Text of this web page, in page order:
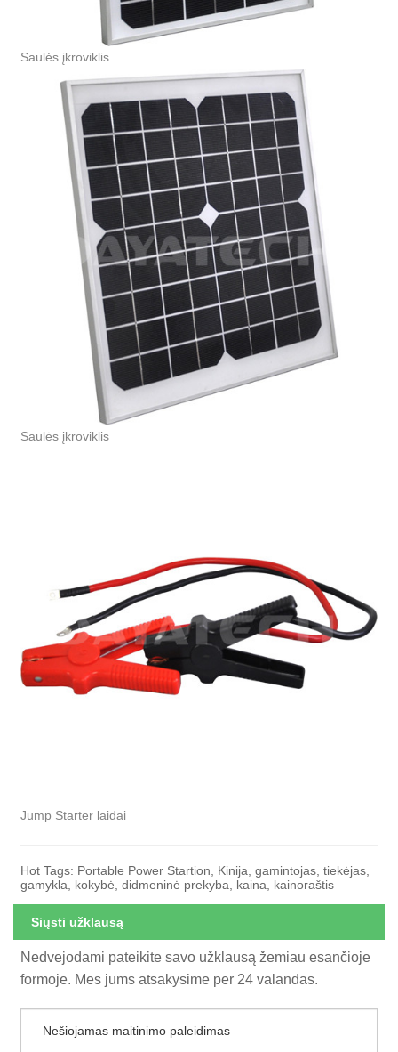
Saulės įkroviklis
Saulės įkroviklis
Jump Starter laidai
Hot Tags: Portable Power Startion, Kinija, gamintojas, tiekėjas,
gamykla, kokybė, didmeninė prekyba, kaina, kainoraštis
Siųsti užklausą
Nedvejodami pateikite savo užklausą žemiau esančioje
formoje. Mes jums atsakysime per 24 valandas.